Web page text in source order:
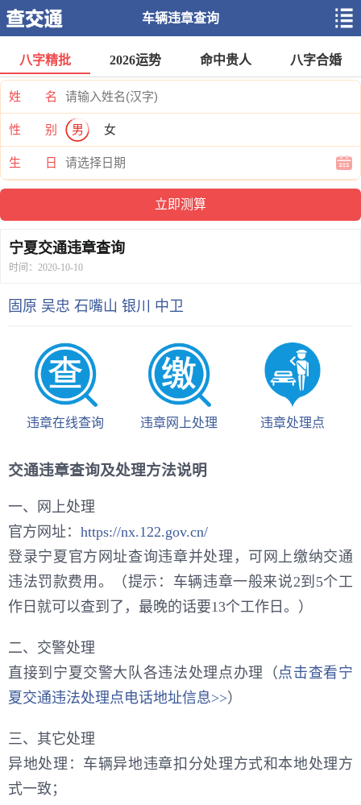
车辆违章查询
八字精批 2026运势 命中贵人 八字合婚
姓 名
性 别 男 女
生 日
宁夏交通违章查询
时间：2020-10-10
固原 吴忠 石嘴山 银川 中卫
违章在线查询 违章网上处理 违章处理点
交通违章查询及处理方法说明
一、网上处理
官方网址： https://nx.122.gov.cn/
登录宁夏官方网址查询违章并处理，可网上缴纳交通
违法罚款费用。（提示：车辆违章一般来说2到5个工
作日就可以查到了，最晚的话要13个工作日。）
二、交警处理
直接到宁夏交警大队各违法处理点办理（ 点击查看宁
夏交通违法处理点电话地址信息>>）
三、其它处理
异地处理：车辆异地违章扣分处理方式和本地处理方
式一致；